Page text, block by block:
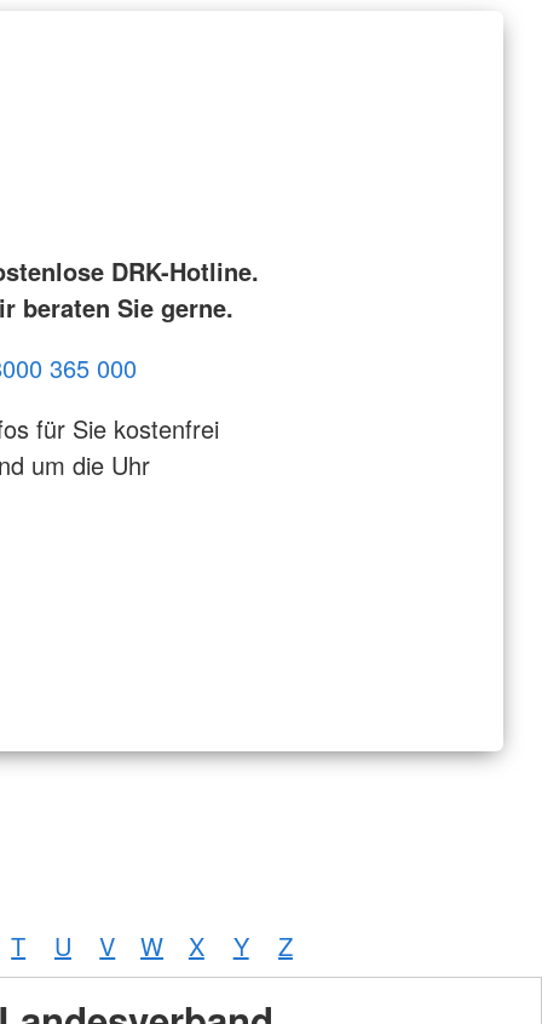
DRK-Hotline.
beraten Sie gerne.
365 000
für Sie kostenfrei
um die Uhr
T U V W X Y Z